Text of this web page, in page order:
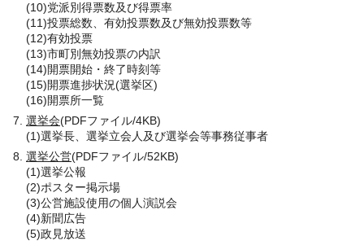
(10)党派別得票数及び得票率
(11)投票総数、有効投票数及び無効投票数等
(12)有効投票
(13)市町別無効投票の内訳
(14)開票開始・終了時刻等
(15)開票進捗状況(選挙区)
(16)開票所一覧
選挙会(PDFファイル/4KB)
(1)選挙長、選挙立会人及び選挙会等事務従事者
選挙公営(PDFファイル/52KB)
(1)選挙公報
(2)ポスター掲示場
(3)公営施設使用の個人演説会
(4)新聞広告
(5)政見放送